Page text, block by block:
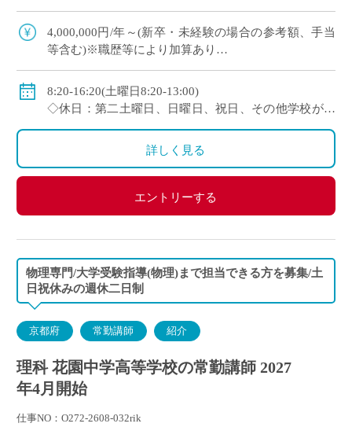
会で活躍する運動部を多数擁しながら […]
4,000,000円/年～(新卒・未経験の場合の参考額、手当
等含む)※職歴等により加算あり
・30歳(教諭・配偶者あり)：約660万円
・40歳(教諭・配偶者及び子２人)：約860万円
・50歳(教諭・配偶者及び子２人)：約940万円
◇賞与：有(過去実績3.55ヶ月分＋30万円)
◇保険：私学共済、雇用保険、労災保険
8:20-16:20(土曜日8:20-13:00)
◇休日：第二土曜日、日曜日、祝日、その他学校が定
詳しく見る
エントリーする
物理専門/大学受験指導(物理)まで担当できる方を募集/土
日祝休みの週休二日制
京都府 常勤講師 紹介
理科 花園中学高等学校の常勤講師 2027
年4月開始
仕事NO：O272-2608-032rik